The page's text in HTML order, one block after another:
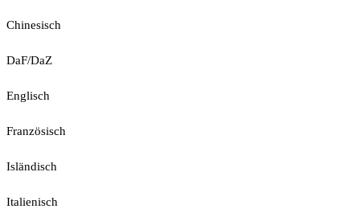
Chinesisch
DaF/DaZ
Englisch
Französisch
Isländisch
Italienisch